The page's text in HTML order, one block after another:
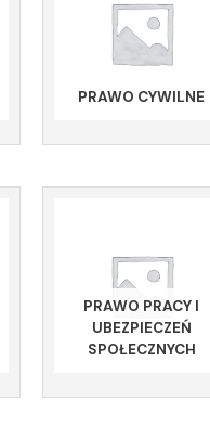
PRAWO CYWILNE
PRAWO PRACY I
UBEZPIECZEŃ
SPOŁECZNYCH